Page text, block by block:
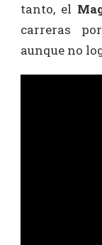
tanto, el
carreras
aunque no